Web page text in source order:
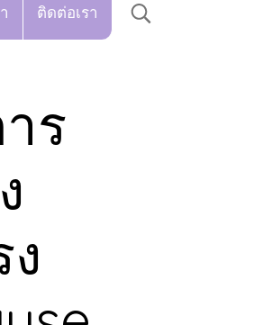
ติดต่อเรา
ร